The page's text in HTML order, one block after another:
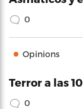
0
Opinions
Terror a las
0